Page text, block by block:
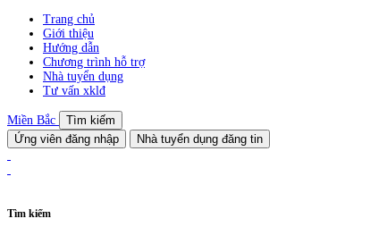
Trang chủ
Giới thiệu
Hướng dẫn
Chương trình hỗ trợ
Nhà tuyển dụng
Tư vấn xklđ
Miền Bắc
Tìm kiếm
Ứng viên đăng nhập
Nhà tuyển dụng đăng tin
Tìm kiếm